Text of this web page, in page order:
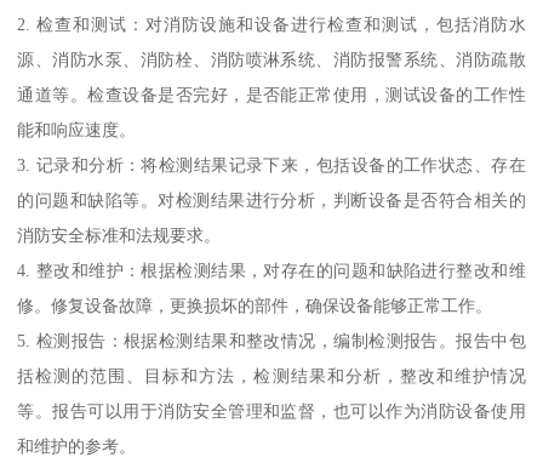
2. 检查和测试：对消防设施和设备进行检查和测试，包括消防水
源、消防水泵、消防栓、消防喷淋系统、消防报警系统、消防疏散
通道等。检查设备是否完好，是否能正常使用，测试设备的工作性
能和响应速度。
3. 记录和分析：将检测结果记录下来，包括设备的工作状态、存在
的问题和缺陷等。对检测结果进行分析，判断设备是否符合相关的
消防安全标准和法规要求。
4. 整改和维护：根据检测结果，对存在的问题和缺陷进行整改和维
修。修复设备故障，更换损坏的部件，确保设备能够正常工作。
5. 检测报告：根据检测结果和整改情况，编制检测报告。报告中包
括检测的范围、目标和方法，检测结果和分析，整改和维护情况
等。报告可以用于消防安全管理和监督，也可以作为消防设备使用
和维护的参考。